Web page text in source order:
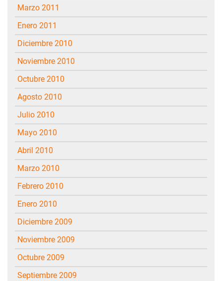
marzo 2011
enero 2011
diciembre 2010
noviembre 2010
octubre 2010
agosto 2010
julio 2010
mayo 2010
abril 2010
marzo 2010
febrero 2010
enero 2010
diciembre 2009
noviembre 2009
octubre 2009
septiembre 2009